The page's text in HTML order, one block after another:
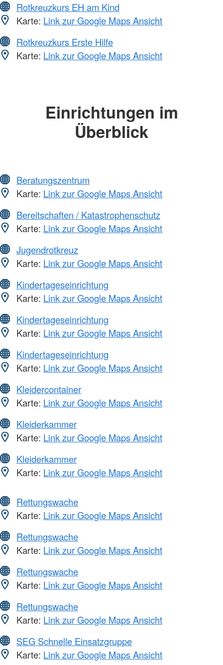
Rotkreuzkurs EH am Kind
Karte: Link zur Google Maps Ansicht
Rotkreuzkurs Erste Hilfe
Karte: Link zur Google Maps Ansicht
Einrichtungen im
Überblick
Beratungszentrum
Karte: Link zur Google Maps Ansicht
Bereitschaften / Katastrophenschutz
Karte: Link zur Google Maps Ansicht
Jugendrotkreuz
Karte: Link zur Google Maps Ansicht
Kindertageseinrichtung
Karte: Link zur Google Maps Ansicht
Kindertageseinrichtung
Karte: Link zur Google Maps Ansicht
Kindertageseinrichtung
Karte: Link zur Google Maps Ansicht
Kleidercontainer
Karte: Link zur Google Maps Ansicht
Kleiderkammer
Karte: Link zur Google Maps Ansicht
Kleiderkammer
Karte: Link zur Google Maps Ansicht
Rettungswache
Karte: Link zur Google Maps Ansicht
Rettungswache
Karte: Link zur Google Maps Ansicht
Rettungswache
Karte: Link zur Google Maps Ansicht
Rettungswache
Karte: Link zur Google Maps Ansicht
SEG Schnelle Einsatzgruppe
Karte: Link zur Google Maps Ansicht